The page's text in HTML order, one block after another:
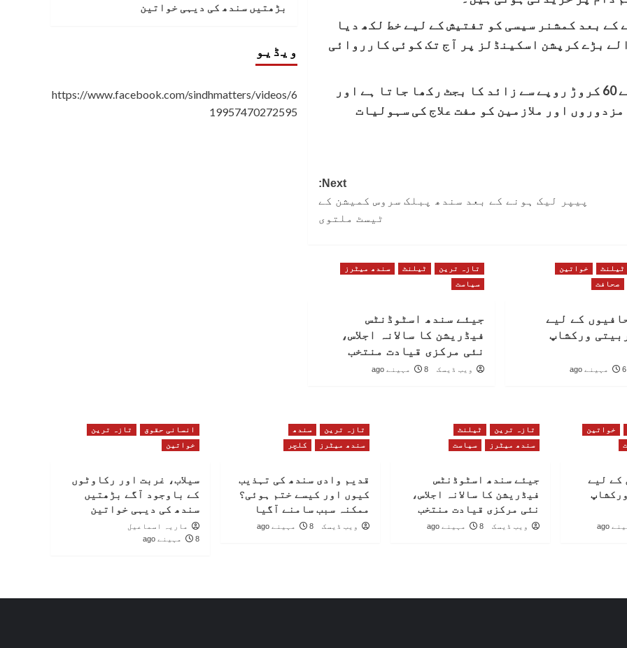
بعد کمشنر سیسی کو تفتیش کے لیے خط لکھ دیا
بڑے کرپشن اسکینڈلز پر آج تک کوئی کارروائی
سیسی میں سالانہ ادویات کی خریداری کے لیے 60 کروڑ روپے سے زائد کا بجٹ رکھا جاتا ہے اور
اور ملازمین کو مفت علاج کی سہولیات
Next:
پیپر لیک ہونے کے بعد سندھ پبلک سروس کمیشن کے
ٹیسٹ ملتوی
ٹیلنٹ
خواتین
صحافت
کے لیے
ورکشاپ
6 مہینے ago
تازہ ترین ٹیلنٹ
سندھ میٹرز
سیاست
جیئے سندھ اسٹوڈنٹس
فیڈریشن کا سالانہ اجلاس،
نئی مرکزی قیادت منتخب
ویب ڈیسک 8 مہینے ago
بڑھتیں سندھ کی دیہی خواتین
ویڈیو
https://www.facebook.com/sindhmatters/videos/6
19957470272595
خواتین
کے لیے
تازہ ترین
ٹیلنٹ
سندھ میٹرز
سیاست
جیئے سندھ اسٹوڈنٹس
فیڈریشن کا سالانہ اجلاس،
نئی مرکزی قیادت منتخب
ویب ڈیسک 8 مہینے ago
تازہ ترین
سندھ
سندھ میٹرز
کلچر
قدیم وادی سندھ کی تہذیب
کیوں اور کیسے ختم ہوئی؟
ممکنہ سبب سامنے آگیا
ویب ڈیسک 8 مہینے ago
انسانی حقوق
تازہ ترین
خواتین
سیلاب، غربت اور رکاوٹوں
کے باوجود آگے بڑھتیں
سندھ کی دیہی خواتین
ماریہ اسماعیل
8 مہینے ago